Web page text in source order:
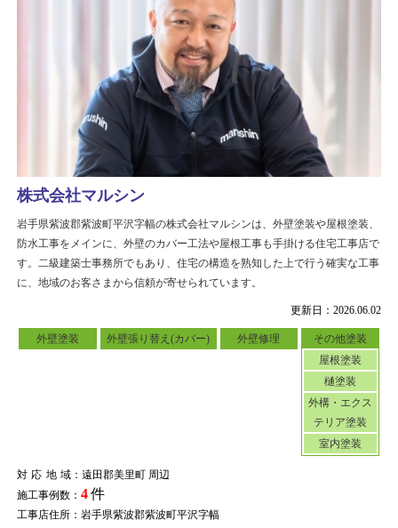
更新日：2026.06.02
外壁塗装 外壁張り替え(カバー) 外壁修理
その他塗装
屋根塗装
樋塗装
外構・エクス
テリア塗装
室内塗装
対応地域：遠田郡美里町 周辺
施工事例数： 4件
工事店住所：岩手県紫波郡紫波町平沢字幅
株式会社マルシン
岩手県紫波郡紫波町平沢字幅の株式会社マルシンは、外壁塗装や屋根塗装、
防水工事をメインに、外壁のカバー工法や屋根工事も手掛ける住宅工事店で
す。二級建築士事務所でもあり、住宅の構造を熟知した上で行う確実な工事
に、地域のお客さまから信頼が寄せられています。